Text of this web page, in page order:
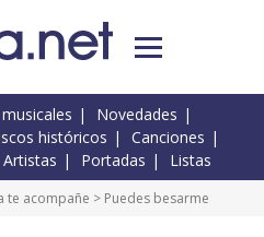
Novedades
históricos
Canciones
Artistas Portadas Listas
te acompañe > Puedes besarme